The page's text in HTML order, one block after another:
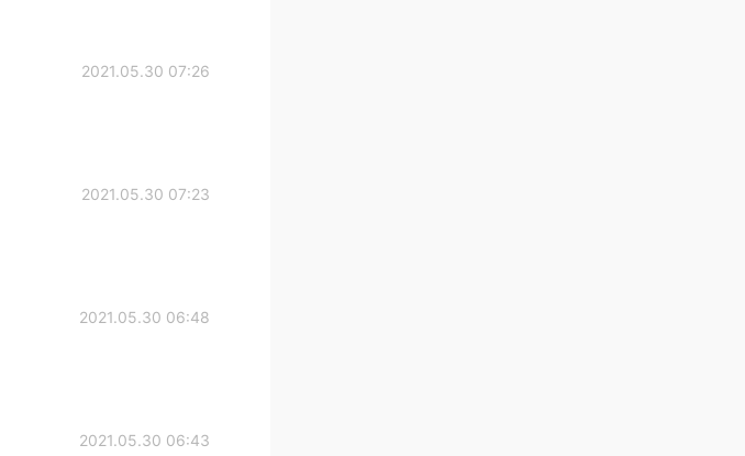
2021.05.30 07:26
2021.05.30 07:23
2021.05.30 06:48
2021.05.30 06:43